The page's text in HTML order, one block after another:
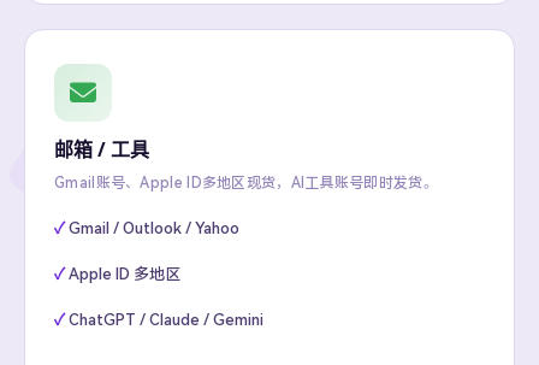
邮箱 / 工具
Gmail账号、Apple ID多地区现货，AI工具账号即时发货。
Gmail / Outlook / Yahoo
Apple ID 多地区
ChatGPT / Claude / Gemini